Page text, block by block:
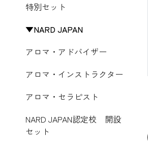
特別セット
NARD JAPAN
アロマ・アドバイザー
アロマ・インストラクター
アロマ・セラピスト
NARD JAPAN認定校 開設
セット